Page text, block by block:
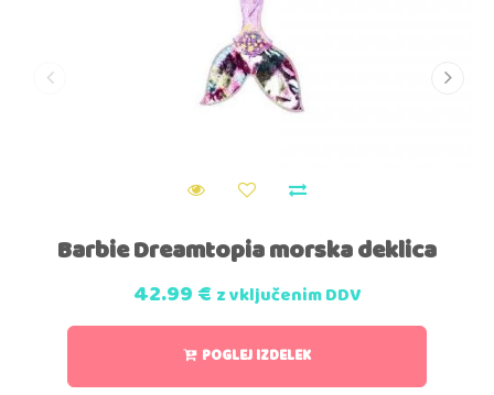
Barbie Dreamtopia morska deklica
42.99€ z vključenim DDV
POGLEJ IZDELEK